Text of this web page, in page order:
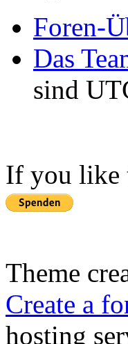
Foren-
Das
sind
If you like
Theme
Create a
hosting